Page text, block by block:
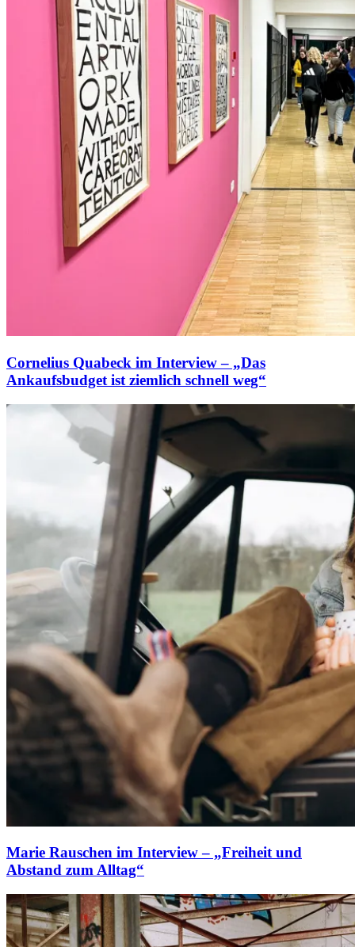
Cornelius Quabeck im Interview – „Das
Ankaufsbudget ist ziemlich schnell weg“
Marie Rauschen im Interview – „Freiheit und
Abstand zum Alltag“